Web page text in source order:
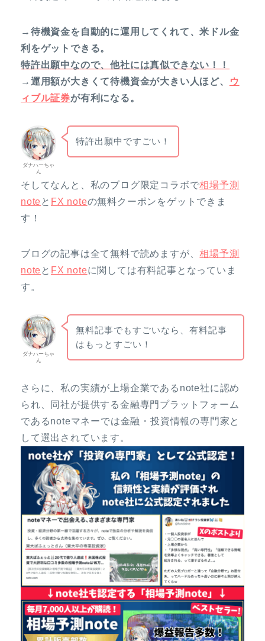
→待機資金を自動的に運用してくれて、米ドル金
利をゲットできる。
特許出願中なので、他社には真似できない！！
→運用額が大きくて待機資金が大きい人ほど、
ウ
ィブル証券が有利になる。
ダナハーちゃ
ん
特許出願中ですごい！
そしてなんと、私のブログ限定コラボで相場予測
note と FX noteの無料クーポンをゲットできま
す！
ブログの記事は全て無料で読めますが、相場予測
note と FX noteに関しては有料記事となっていま
す。
ダナハーちゃ
ん
無料記事でもすごいなら、有料記事
はもっとすごい！
さらに、私の実績が上場企業であるnote社に認め
られ、同社が提供する金融専門プラットフォーム
であるnoteマネーでは金融・投資情報の専門家と
して選出されています。